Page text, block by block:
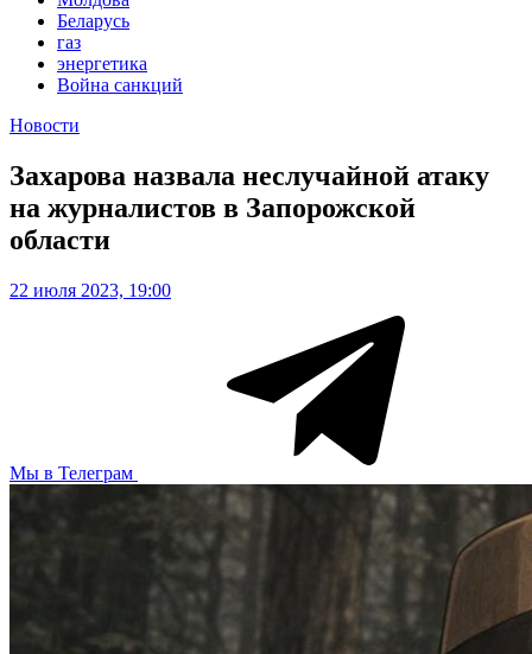
Беларусь
газ
энергетика
Война санкций
Новости
Захарова назвала неслучайной атаку
на журналистов в Запорожской
области
22 июля 2023, 19:00
Мы в Телеграм